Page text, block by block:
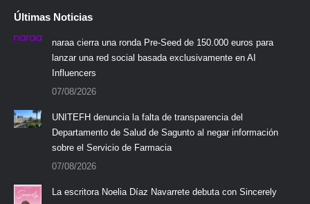
Últimas Noticias
naraa cierra una ronda Pre-Seed de 150.000 euros para
lanzar una red social basada exclusivamente en AI
Influencers
07/08/2026
UNITEFH denuncia la falta de transparencia del
Departamento de Salud de Sagunto al negar información
sobre el Servicio de Farmacia
07/08/2026
La escritora Noelia Díaz Navarrete debuta con Sincerely